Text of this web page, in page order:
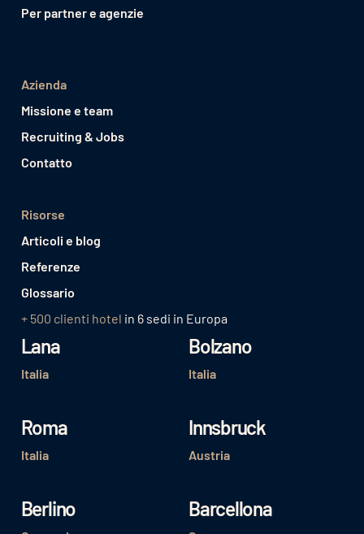
Per partner e agenzie
Azienda
Missione e team
Recruiting & Jobs
Contatto
Risorse
Articoli e blog
Referenze
Glossario
+ 500 clienti hotel in 6 sedi in Europa
Lana
Italia
Bolzano
Italia
Roma
Italia
Innsbruck
Austria
Berlino Barcellona